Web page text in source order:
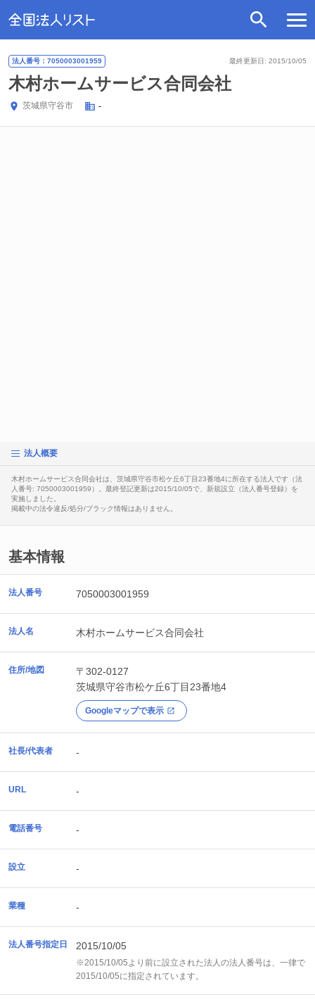
最終更新日: 2015/10/05
法人番号：7050003001959
木村ホームサービス合同会社
茨城県守谷市 -
法人概要
木村ホームサービス合同会社は、茨城県守谷市松ケ丘6丁目23番地4に所在する法人です（法
人番号: 7050003001959）。最終登記更新は2015/10/05で、新規設立（法人番号登録）を
実施しました。
掲載中の法令違反/処分/ブラック情報はありません。
基本情報
法人番号 7050003001959
法人名 木村ホームサービス合同会社
住所/地図
〒302-0127
茨城県守谷市松ケ丘6丁目23番地4
Googleマップで表示
社長/代表者 -
URL -
電話番号 -
設立 -
業種 -
法人番号指定日 2015/10/05
※2015/10/05より前に設立された法人の法人番号は、一律で
2015/10/05に指定されています。